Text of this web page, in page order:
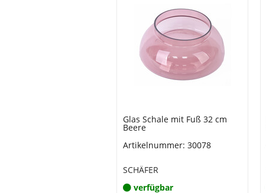
Glas Schale mit Fuß 32 cm
Beere
Artikelnummer: 30078
SCHÄFER
verfügbar